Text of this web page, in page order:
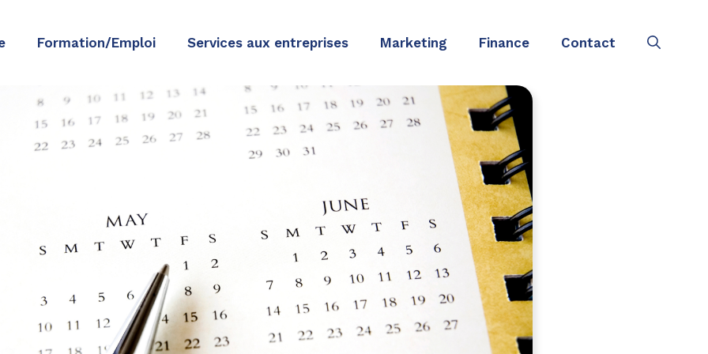
Formation/Emploi Services aux entreprises Marketing Finance Contact